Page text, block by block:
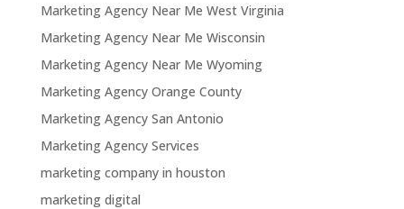
Marketing Agency Near Me West Virginia
Marketing Agency Near Me Wisconsin
Marketing Agency Near Me Wyoming
Marketing Agency Orange County
Marketing Agency San Antonio
Marketing Agency Services
marketing company in houston
marketing digital